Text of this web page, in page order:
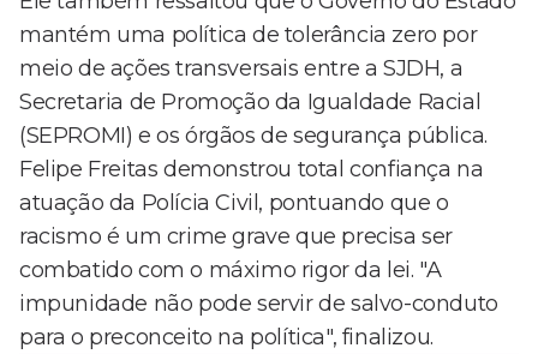
mantém uma política de tolerância zero por
meio de ações transversais entre a SJDH, a
Secretaria de Promoção da Igualdade Racial
(SEPROMI) e os órgãos de segurança pública.
Felipe Freitas demonstrou total confiança na
atuação da Polícia Civil, pontuando que o
racismo é um crime grave que precisa ser
combatido com o máximo rigor da lei. "A
impunidade não pode servir de salvo-conduto
para o preconceito na política", finalizou.